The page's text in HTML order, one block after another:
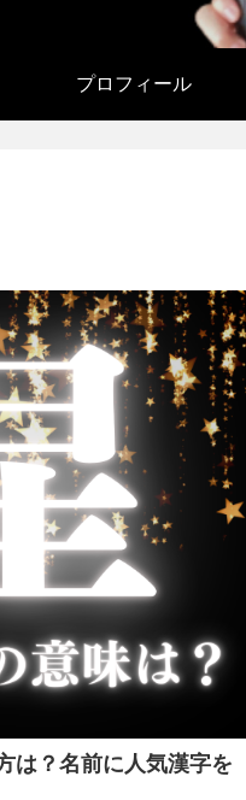
プロフィール
は？名前に人気漢字を